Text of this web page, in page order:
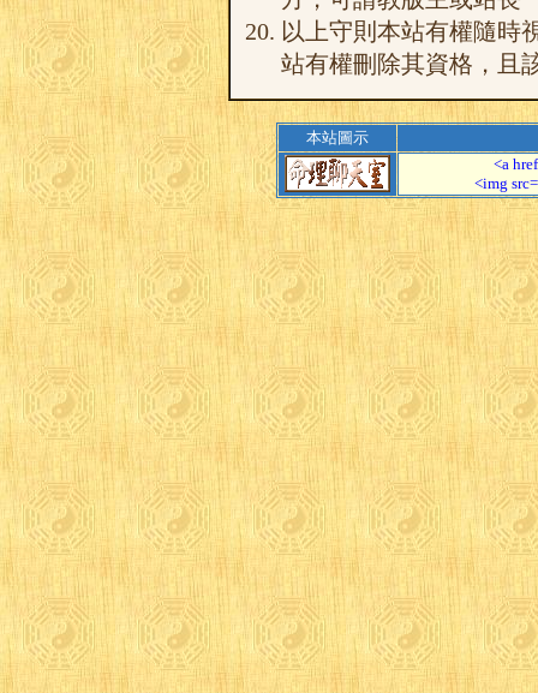
以上守則本站有權隨時
站有權刪除其資格，且
本站圖示
<a
<img